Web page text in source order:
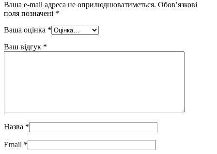
Ваша e-mail адреса не оприлюднюватиметься. Обов’язкові
поля позначені *
Ваша оцінка *
Ваш відгук *
Назва *
Email *